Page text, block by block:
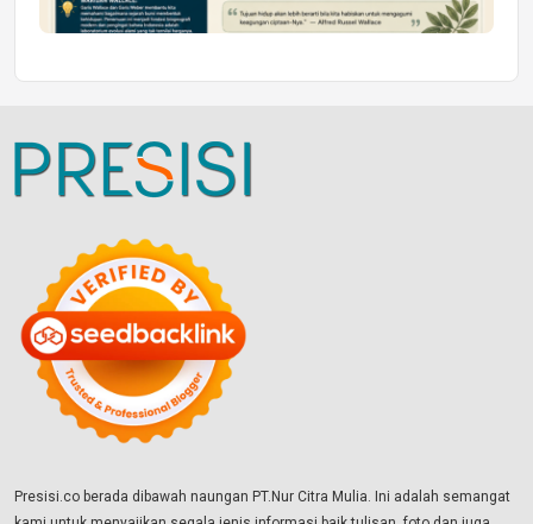
Presisi.co berada dibawah naungan PT.Nur Citra Mulia. Ini adalah semangat